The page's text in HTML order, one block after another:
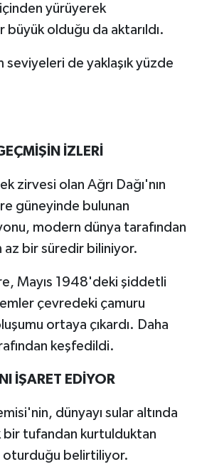
içinden yürüyerek
olduğu da aktarıldı.
seviyeleri de yaklaşık yüzde
İZLERİ
zirvesi olan Ağrı Dağı'nın
güneyinde bulunan
modern dünya tarafından
az bir süredir biliniyor.
Mayıs 1948'deki şiddetli
çevredeki çamuru
ortaya çıkardı. Daha
keşfedildi.
İŞARET EDİYOR
dünyayı sular altında
bir tufandan kurtulduktan
oturduğu belirtiliyor.